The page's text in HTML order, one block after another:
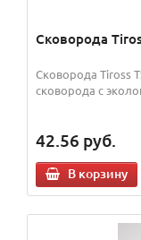
Сковорода
Сковорода Tiross
сковорода с
42.56 руб.
В корзину